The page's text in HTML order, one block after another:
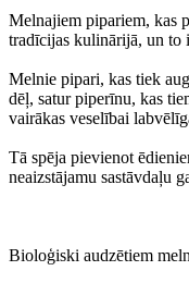
Melnajiem pipariem, kas
tradīcijas kulinārijā, un to
Melnie pipari, kas tiek
dēļ, satur piperīnu, kas
vairākas veselībai
Tā spēja pievienot
neaizstājamu sastāvdaļu
Bioloģiski audzētiem